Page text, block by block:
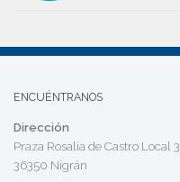
ENCUÉNTRANOS
Dirección
Praza Rosalía de Castro Local 3
36350 Nigrán